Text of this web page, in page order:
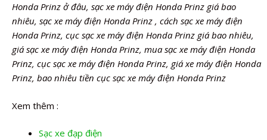
Honda Prinz ở đâu, sạc xe máy điện Honda Prinz giá bao
nhiêu, sạc xe máy điện Honda Prinz , cách sạc xe máy điện
Honda Prinz, cục sạc xe máy điện Honda Prinz giá bao nhiêu,
giá sạc xe máy điện Honda Prinz, mua sạc xe máy điện Honda
Prinz, cục sạc xe máy điện Honda Prinz, giá xe máy điện Honda
Prinz, bao nhiêu tiền cục sạc xe máy điện Honda Prinz
Xem thêm :
Sạc xe đạp điện